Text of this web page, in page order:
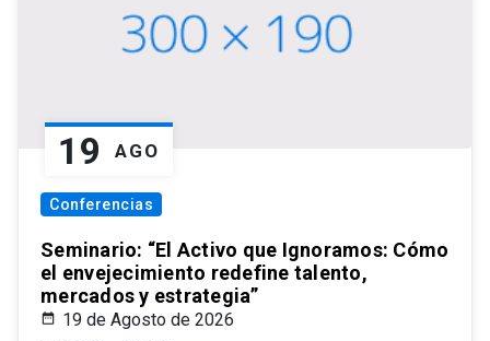
19 AGO
Conferencias
Seminario: “El Activo que Ignoramos: Cómo
el envejecimiento redefine talento,
mercados y estrategia”
19 de Agosto de 2026